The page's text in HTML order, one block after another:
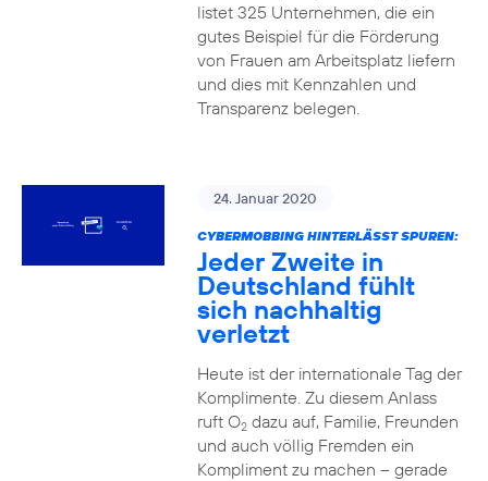
listet 325 Unternehmen, die ein
gutes Beispiel für die Förderung
von Frauen am Arbeitsplatz liefern
und dies mit Kennzahlen und
Transparenz belegen.
24. Januar 2020
CYBERMOBBING HINTERLÄSST SPUREN:
Jeder Zweite in
Deutschland fühlt
sich nachhaltig
verletzt
Heute ist der internationale Tag der
Komplimente. Zu diesem Anlass
ruft O2dazu auf, Familie, Freunden
und auch völlig Fremden ein
Kompliment zu machen – gerade